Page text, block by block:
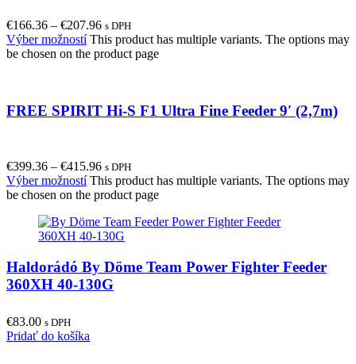
€166.36 – €207.96 s DPH
Výber možností This product has multiple variants. The options may
be chosen on the product page
FREE SPIRIT Hi-S F1 Ultra Fine Feeder 9′ (2,7m)
€399.36 – €415.96 s DPH
Výber možností This product has multiple variants. The options may
be chosen on the product page
Haldorádó By Döme Team Power Fighter Feeder
360XH 40-130G
€83.00 s DPH
Pridať do košíka